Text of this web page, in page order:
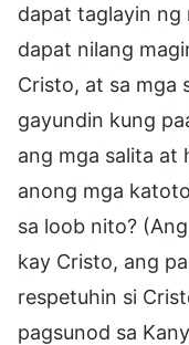
dapat taglayin ng
dapat nilang
Cristo, at sa mga
gayundin kung
ang mga salita at
anong mga
sa loob nito?
kay Cristo, ang
respetuhin si
pagsunod sa